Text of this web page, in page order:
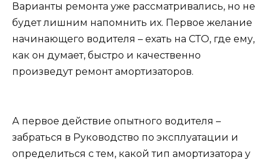
Варианты ремонта уже рассматривались, но не
будет лишним напомнить их. Первое желание
начинающего водителя – ехать на СТО, где ему,
как он думает, быстро и качественно
произведут ремонт амортизаторов.
А первое действие опытного водителя –
забраться в Руководство по эксплуатации и
определиться с тем, какой тип амортизатора у